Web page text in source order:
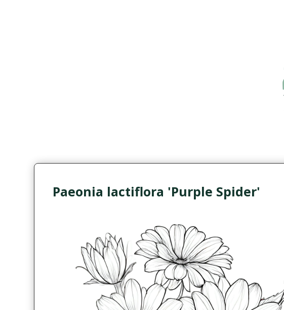
Paeonia lactiflora 'Purple Spider'